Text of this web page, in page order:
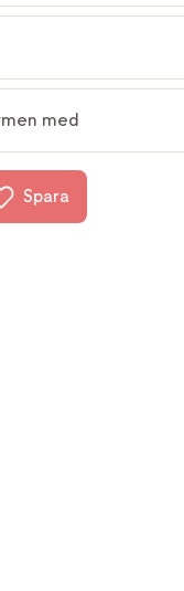
med
Spara